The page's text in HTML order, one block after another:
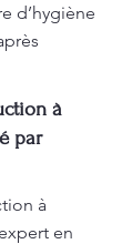
d’hygiène
à
par
à
en